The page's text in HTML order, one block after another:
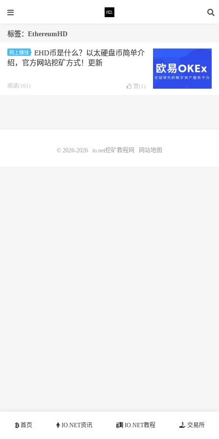
标签：EthereumHD
网上赚钱
EHD币是什么？以太硬盘币简单介
绍，官方网站挖矿方式！更新
阅读(161) 赞(1 )
首页 IO.NET资讯 IO.NET教程 交易所
© 2026-2026 io.net挖矿教程网 网站地图